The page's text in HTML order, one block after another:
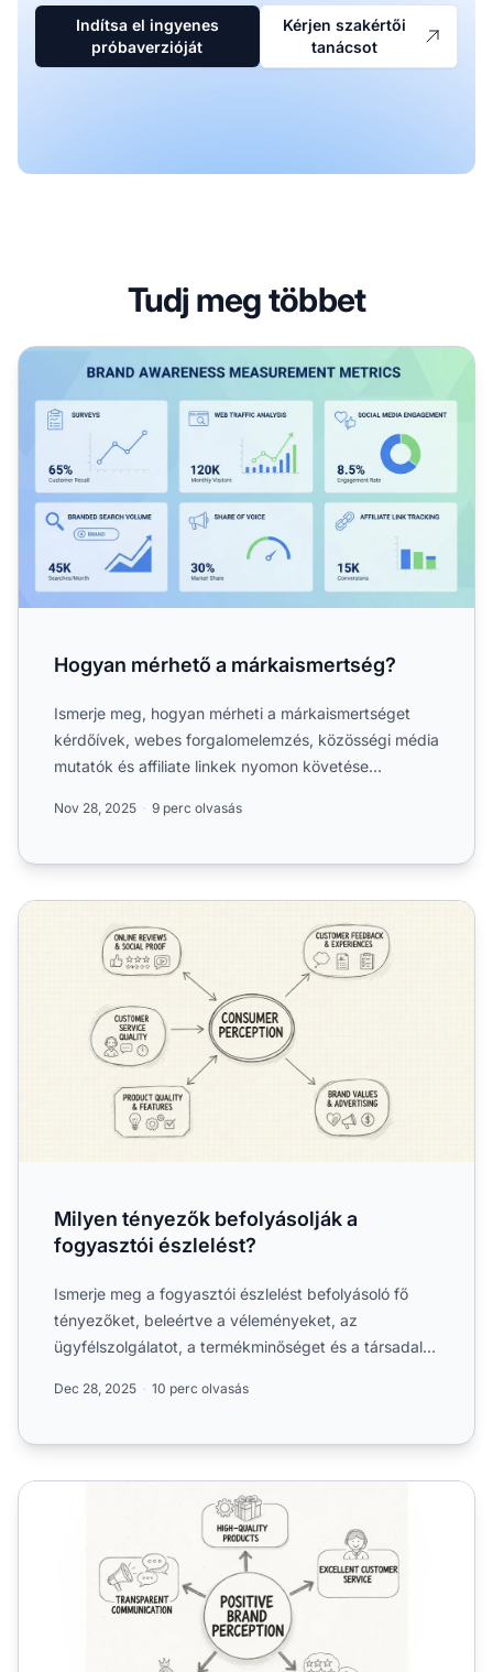
Indítsa el ingyenes
próbaverzióját
Kérjen szakértői
tanácsot
Tudj meg többet
Hogyan mérhető a márkaismertség?
Hogyan mérhető a márkaismertség?
Ismerje meg, hogyan mérheti a márkaismertséget
kérdőívek, webes forgalomelemzés, közösségi média
mutatók és affiliate linkek nyomon követése
Nov 28, 2025 9 perc olvasás
Milyen tényezők befolyásolják a fogyasztói észlelést?
Milyen tényezők befolyásolják a
fogyasztói észlelést?
Ismerje meg a fogyasztói észlelést befolyásoló fő
tényezőket, beleértve a véleményeket, az
ügyfélszolgálatot, a termékminőséget és a társadalmi
Dec 28, 2025 10 perc olvasás
Hogyan javíthatják a márkák a fogyasztói megítélést?